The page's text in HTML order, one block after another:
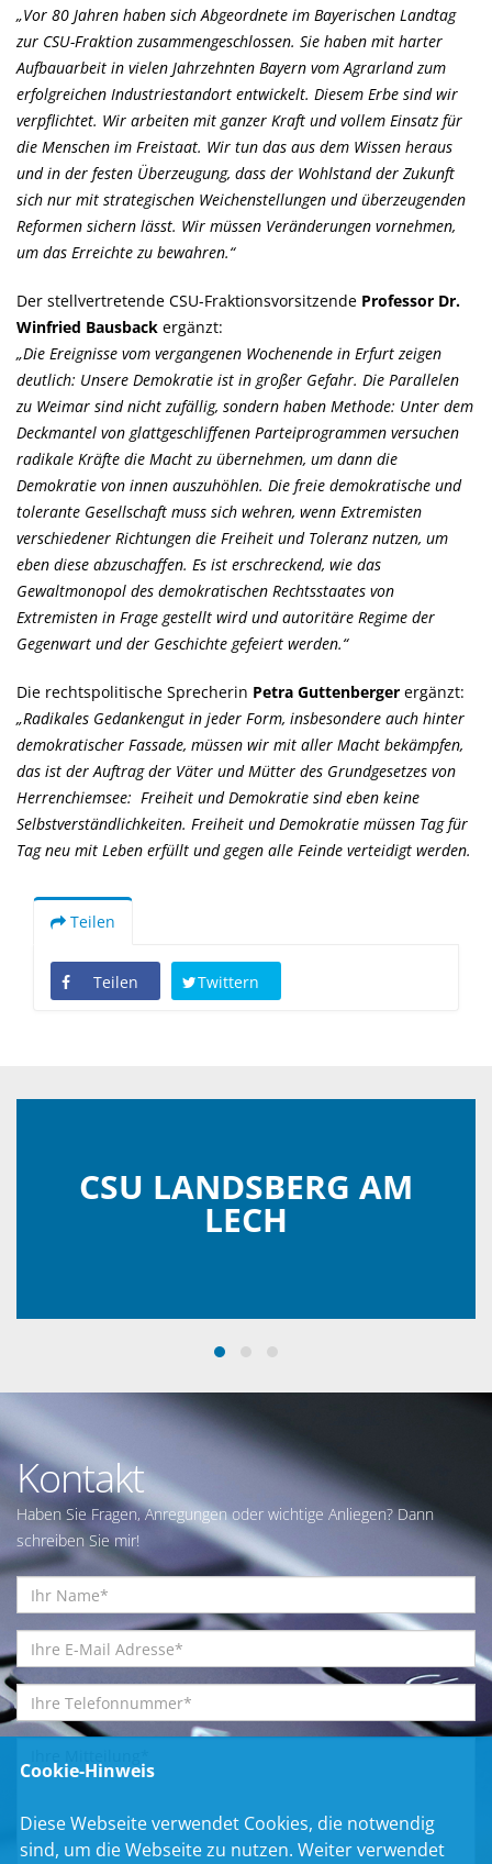
Vor 80 Jahren haben sich Abgeordnete im Bayerischen Landtag
zur CSU-Fraktion zusammengeschlossen. Sie haben mit harter
Aufbauarbeit in vielen Jahrzehnten Bayern vom Agrarland zum
erfolgreichen Industriestandort entwickelt. Diesem Erbe sind wir
verpflichtet. Wir arbeiten mit ganzer Kraft und vollem Einsatz für
die Menschen im Freistaat. Wir tun das aus dem Wissen heraus
und in der festen Überzeugung, dass der Wohlstand der Zukunft
sich nur mit strategischen Weichenstellungen und überzeugenden
Reformen sichern lässt. Wir müssen Veränderungen vornehmen,
um das Erreichte zu bewahren.“
Der stellvertretende CSU-Fraktionsvorsitzende Professor Dr.
Winfried Bausback ergänzt:
Die Ereignisse vom vergangenen Wochenende in Erfurt zeigen
deutlich: Unsere Demokratie ist in großer Gefahr. Die Parallelen
zu Weimar sind nicht zufällig, sondern haben Methode: Unter dem
Deckmantel von glattgeschliffenen Parteiprogrammen versuchen
radikale Kräfte die Macht zu übernehmen, um dann die
Demokratie von innen auszuhöhlen. Die freie demokratische und
tolerante Gesellschaft muss sich wehren, wenn Extremisten
verschiedener Richtungen die Freiheit und Toleranz nutzen, um
eben diese abzuschaffen. Es ist erschreckend, wie das
Gewaltmonopol des demokratischen Rechtsstaates von
Extremisten in Frage gestellt wird und autoritäre Regime der
Gegenwart und der Geschichte gefeiert werden.“
Die rechtspolitische Sprecherin Petra Guttenberger ergänzt:
Radikales Gedankengut in jeder Form, insbesondere auch hinter
demokratischer Fassade, müssen wir mit aller Macht bekämpfen,
das ist der Auftrag der Väter und Mütter des Grundgesetzes von
Herrenchiemsee: Freiheit und Demokratie sind eben keine
Selbstverständlichkeiten. Freiheit und Demokratie müssen Tag für
Tag neu mit Leben erfüllt und gegen alle Feinde verteidigt werden.
Teilen
Teilen Twittern
CSU LANDSBERG AM
LECH
Kontakt
Haben Sie Fragen, Anregungen oder wichtige Anliegen? Dann
schreiben Sie mir!
Cookie-Hinweis
Diese Webseite verwendet Cookies, die notwendig
sind, um die Webseite zu nutzen. Weiter verwendet